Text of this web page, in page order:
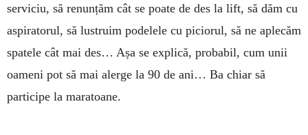
serviciu, să renunțăm cât se poate de des la lift, să dăm cu
aspiratorul, să lustruim podelele cu piciorul, să ne aplecăm
spatele cât mai des… Așa se explică, probabil, cum unii
oameni pot să mai alerge la 90 de ani… Ba chiar să
participe la maratoane.